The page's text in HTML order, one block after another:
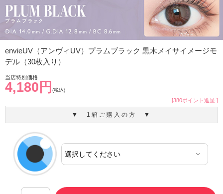
envieUV（アンヴィUV）プラムブラック 黒木メイサイメージモ
デル（30枚入り）
当店特別価格
4,180円 (税込)
[380ポイント進呈 ]
▼ 1箱ご購入の方 ▼